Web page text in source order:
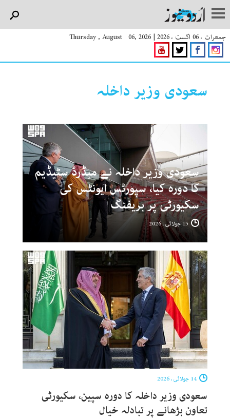
جمعرات ، 06 اگست ، 2026 |
Thursday , August 06, 2026
سعودی وزیر داخلہ
سعودی وزیر داخلہ نے میڈرڈ سٹیڈیم
کا دورہ کیا، سپورٹس ایونٹس کی
سکیورٹی پر بریفنگ
سعودی وزیر داخلہ کا دورہ سپین، سکیورٹی
تعاون بڑھانے پر تبادلہ خیال